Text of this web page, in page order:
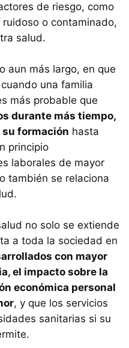
de riesgo, como
o contaminado,
salud.
aun más largo, en que
una familia
más probable que
durante más tiempo,
formación hasta
principio
laborales de mayor
también se relaciona
no solo se extiende
a toda la sociedad en
con mayor
el impacto sobre la
económica personal
, y que los servicios
sanitarias si su